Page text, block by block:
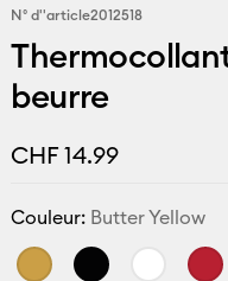
N° d''article2012518
beurre
CHF 14.99
Couleur: Butter Yellow